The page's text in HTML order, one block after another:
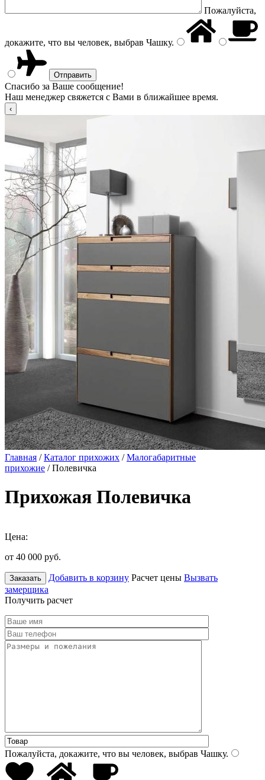
Пожалуйста,
докажите, что вы человек, выбрав Чашку.
Спасибо за Ваше сообщение!
Наш менеджер свяжется с Вами в ближайшее время.
Главная /Каталог прихожих /Малогабаритные
прихожие / Полевичка
Прихожая Полевичка
Цена:
от 40 000 руб.
Заказать Добавить в корзину Расчет цены Вызвать
замерщика
Получить расчет
Пожалуйста, докажите, что вы человек, выбрав Чашку.